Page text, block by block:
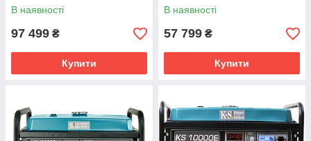
В наявності
97 499 ₴
Купити
В наявності
57 799 ₴
Купити